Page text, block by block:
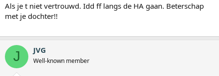
Als je t niet vertrouwd. Idd ff langs de HA gaan. Beterschap
met je dochter!!
J JVG
Well-known member